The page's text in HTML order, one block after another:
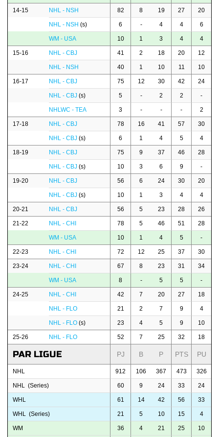
14-15 NHL - NSH 82 8 19 27 20
NHL - NSH (s) 6 - 4 4 6
WM - USA 10 1 3 4 4
15-16 NHL - CBJ 41 2 18 20 12
NHL - NSH 40 1 10 11 10
16-17 NHL - CBJ 75 12 30 42 24
NHL - CBJ (s) 5 - 2 2 -
NHLWC - TEA 3 - - - 2
17-18 NHL - CBJ 78 16 41 57 30
NHL - CBJ (s) 6 1 4 5 4
18-19 NHL - CBJ 75 9 37 46 28
NHL - CBJ (s) 10 3 6 9 -
19-20 NHL - CBJ 56 6 24 30 20
NHL - CBJ (s) 10 1 3 4 4
20-21 NHL - CBJ 56 5 23 28 26
21-22 NHL - CHI 78 5 46 51 28
WM - USA 10 1 4 5 -
22-23 NHL - CHI 72 12 25 37 30
23-24 NHL - CHI 67 8 23 31 34
WM - USA 8 - 5 5 -
24-25 NHL - CHI 42 7 20 27 18
NHL - FLO 21 2 7 9 4
NHL - FLO (s) 23 4 5 9 10
25-26 NHL - FLO 52 7 25 32 18
PAR LIGUE PJ B P PTS PU
NHL 912 106 367 473 326
NHL (Series) 60 9 24 33 24
WHL 61 14 42 56 33
WHL (Series) 21 5 10 15 4
WM 36 4 21 25 10